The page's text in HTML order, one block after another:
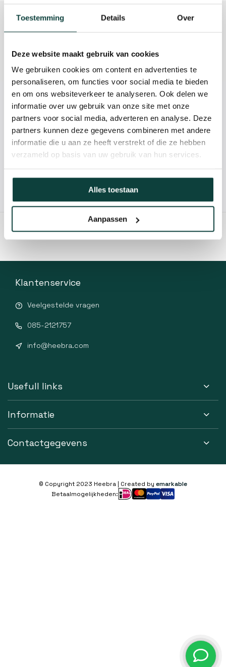
Toestemming Details Over
Deze website maakt gebruik van cookies
We gebruiken cookies om content en advertenties te
personaliseren, om functies voor social media te bieden
en om ons websiteverkeer te analyseren. Ook delen we
informatie over uw gebruik van onze site met onze
partners voor social media, adverteren en analyse. Deze
partners kunnen deze gegevens combineren met andere
informatie die u aan ze heeft verstrekt of die ze hebben
verzameld op basis van uw gebruik van hun services.
Alles toestaan
Aanpassen
Beschrijving
Specificaties
Kunnen we je helpen?
085-2121757
info@heebra.com
Hovenier of klusbedrijf? Neem contact met ons op voor
Klantenservice
Veelgestelde vragen
085-2121757
info@heebra.com
Usefull links
Informatie
Contactgegevens
© Copyright 2023 Heebra | Created by emarkable
Betaalmogelijkheden: